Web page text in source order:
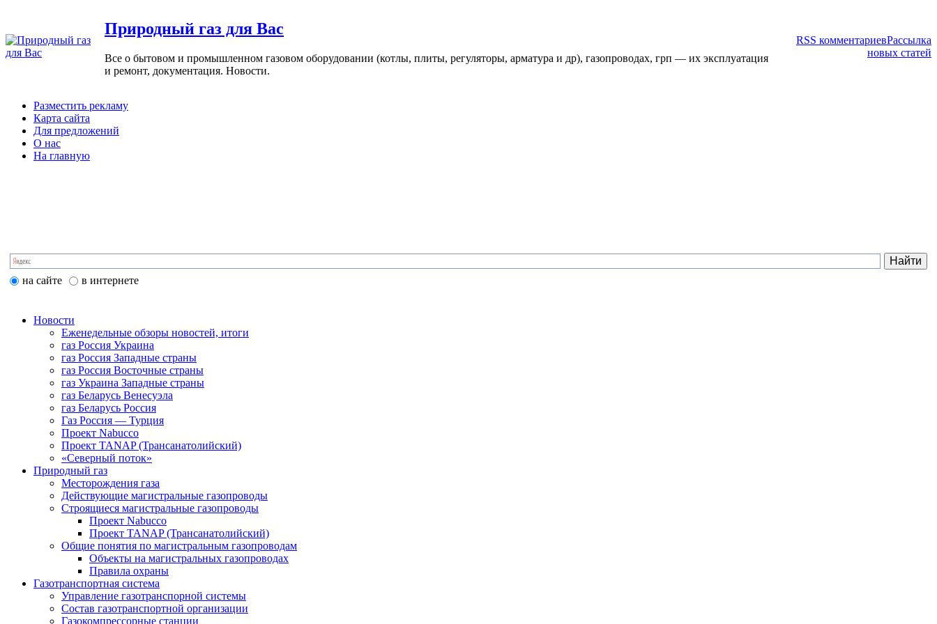
Природный газ для Вас
Все о бытовом и промышленном газовом оборудовании (котлы, плиты, регуляторы, арматура и др), газопроводах, грп — их эксплуатация
и ремонт, документация. Новости.
RSS комментариевРассылка
новых статей
Разместить рекламу
Карта сайта
Для предложений
О нас
На главную
на сайте в интернете
Новости
Еженедельные обзоры новостей, итоги
газ Россия Украина
газ Россия Западные страны
газ Россия Восточные страны
газ Украина Западные страны
газ Беларусь Венесуэла
газ Беларусь Россия
Газ Россия — Турция
Проект Nabucco
Проект TANAP (Трансанатолийский)
«Северный поток»
Природный газ
Месторождения газа
Действующие магистральные газопроводы
Строящиеся магистральные газопроводы
Проект Nabucco
Проект TANAP (Трансанатолийский)
Общие понятия по магистральным газопроводам
Объекты на магистральных газопроводах
Правила охраны
Газотранспортная система
Управление газотранспорной системы
Состав газотранспортной организации
Газокомпрессорные станции